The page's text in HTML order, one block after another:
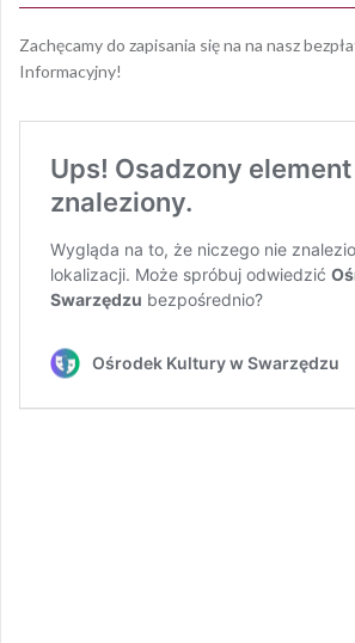
Zachęcamy do zapisania się na na nasz
Informacyjny!